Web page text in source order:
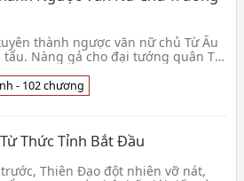
thành ngược văn nữ chủ Từ Ấu
Nàng gả cho đại tướng quân Từ
Tương Nguyệt Khứ
- 102 chương
Thức Tỉnh Bắt Đầu
Thiên Đạo đột nhiên vỡ nát,